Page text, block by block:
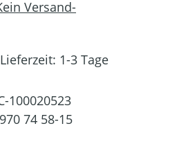
Versand-
1-3 Tage
100020523
970 74 58-15